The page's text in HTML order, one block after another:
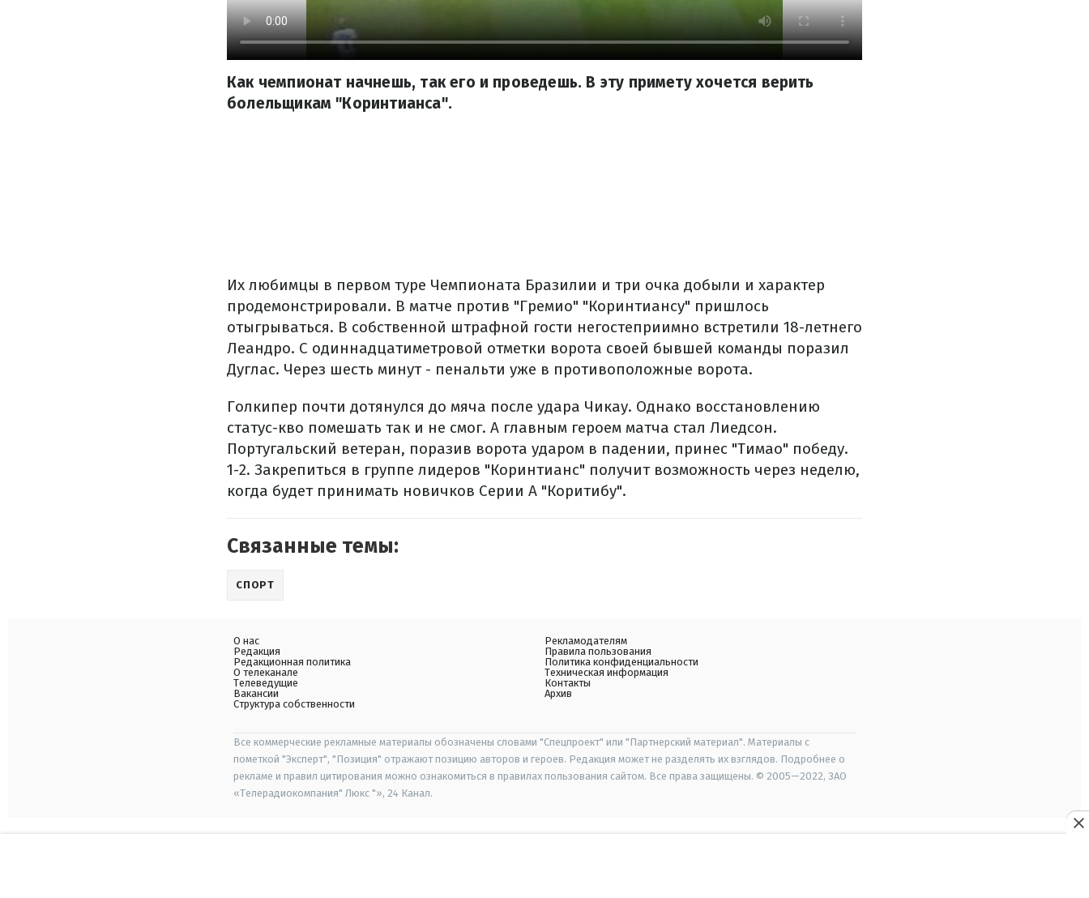
Как чемпионат начнешь, так его и проведешь. В эту примету хочется верить
болельщикам "Коринтианса".
Их любимцы в первом туре Чемпионата Бразилии и три очка добыли и характер
продемонстрировали. В матче против "Гремио" "Коринтиансу" пришлось
отыгрываться. В собственной штрафной гости негостеприимно встретили 18-летнего
Леандро. С одиннадцатиметровой отметки ворота своей бывшей команды поразил
Дуглас. Через шесть минут - пенальти уже в противоположные ворота.
Голкипер почти дотянулся до мяча после удара Чикау. Однако восстановлению
статус-кво помешать так и не смог. А главным героем матча стал Лиедсон.
Португальский ветеран, поразив ворота ударом в падении, принес "Тимао" победу.
1-2. Закрепиться в группе лидеров "Коринтианс" получит возможность через неделю,
когда будет принимать новичков Серии А "Коритибу".
Связанные темы:
СПОРТ
О нас
Редакция
Редакционная политика
О телеканале
Телеведущие
Вакансии
Структура собственности
Рекламодателям
Правила пользования
Политика конфиденциальности
Техническая информация
Контакты
Архив
Все коммерческие рекламные материалы обозначены словами "Спецпроект" или "Партнерский материал". Материалы с
пометкой "Эксперт", "Позиция" отражают позицию авторов и героев. Редакция может не разделять их взглядов. Подробнее о
рекламе и правил цитирования можно ознакомиться в правилах пользования сайтом. Все права защищены. © 2005—2022, ЗАО
«Телерадиокомпания" Люкс "», 24 Канал.